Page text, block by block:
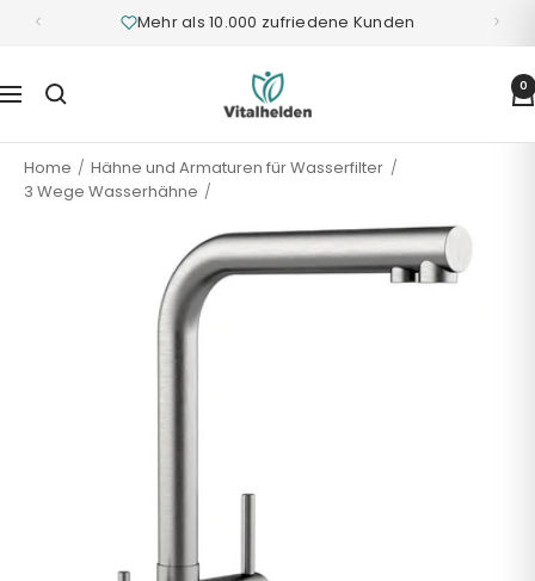
Mehr als 10.000 zufriedene Kunden
Navigation
Vitalhelden.de 0
Home
Hähne und Armaturen für Wasserfilter
3 Wege Wasserhähne